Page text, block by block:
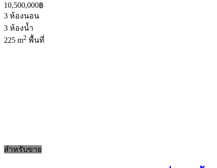
10,500,000฿
3 ห้องนอน
3 ห้องน้ำ
225 m2 พื้นที่
สำหรับขาย